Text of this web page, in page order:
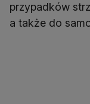
przypadków
a także do